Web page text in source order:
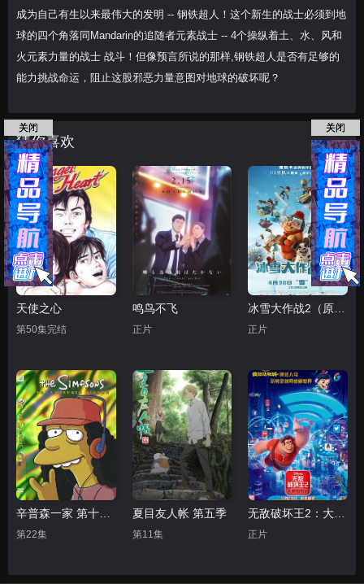
成为自己有生以来最伟大的发明 -- 钢铁超人！这个新生的战士必须到地
球的四个角落同Mandarin的追随者元素战士 -- 4个操纵着土、水、风和
火元素力量的战士 战斗！但像预言所说的那样,钢铁超人是否有足够的
能力挑战命运，阻止这股邪恶力量意图对地球的破坏呢？
猜你喜欢
天使之心
第50集完结
鸣鸟不飞
正片
冰雪大作战2（原声版）
正片
第22集
夏目友人帐 第五季
第11集 正片
关闭 关闭